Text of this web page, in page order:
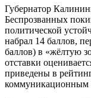
Губернатор
Беспрозванных
политической
набрал 14 баллов,
баллов) в «жёлтую
отставки
приведены в
коммуникационным